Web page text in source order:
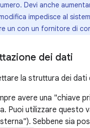
Devi anche
impedisce al
un con un fornitore di
dei dati
la struttura dei dati
avere una "chiave
Puoi utilizzare questo
Sebbene sia